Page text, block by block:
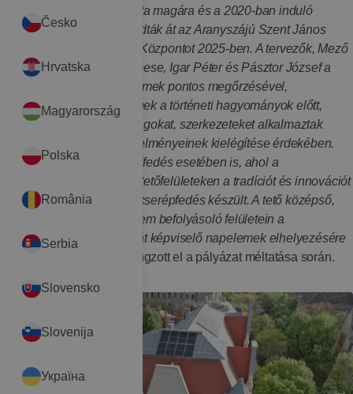
Metropolitai Egyház vállalta magára és a 2020-ban induló
felújítás eredményeként adták át az Aranyszájú Szent János
Görögkatolikus Kulturális Központot 2025-ben. A tervezők, Mező
Mónika Krisztina, Kalo Emese, Igar Péter és Pásztor József a
szecessziós építészeti elemek pontos megőrzésével,
helyreállításával tisztelegnek a történeti hagyományok előtt,
ugyanakkor korszerű anyagokat, szerkezeteket alkalmaztak
napjaink használati követelményeinek kielégítése érdekében.
Ezt láthatjuk például a tetőfedés esetében is, ahol a
homlokzathoz csatlakozó tetőfelületeken a tradíciót és innovációt
ötvöző CREATON kettős cserépfedés készült. A tető középső,
homlokzati megjelenést nem befolyásoló felületein a
legkorszerűbb technológiát képviselő napelemek elhelyezésére
hangzott el a pályázat méltatása során.
Česko
Hrvatska
Magyarország
Polska
România
Serbia
Slovensko
Slovenija
Україна